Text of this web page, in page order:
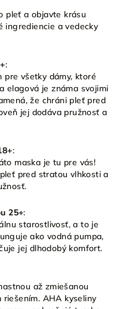
pleť a objavte krásu
ingrediencie a vedecky
:
pre všetky dámy, ktoré
elagová je známa svojimi
že chráni pleť pred
jej dodáva pružnosť a
:
maska je tu pre vás!
pred stratou vlhkosti a
25+:
starostlivosť, a to je
ako vodná pumpa,
jej dlhodobý komfort.
až zmiešanou
riešením. AHA kyseliny